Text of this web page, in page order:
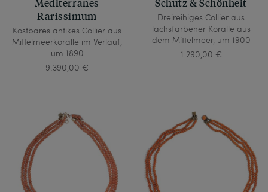
Rarissimum
Kostbares antikes Collier aus
Mittelmeerkoralle im Verlauf,
um 1890
9.390,00 €
Dreireihiges Collier aus
lachsfarbener Koralle aus
dem Mittelmeer, um 1900
1.290,00 €